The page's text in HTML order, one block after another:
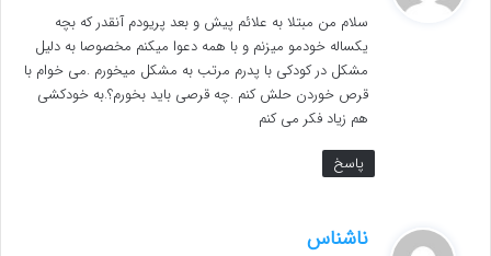
سلام من مبتلا به علائم پیش و بعد پریودم آنقدر که بچه
یکساله خودمو میزنم و با همه دعوا میکنم مخصوصا به دلیل
مشکل در کودکی با پدرم مرتب به مشکل میخورم .می خوام با
قرص خوردن حلش کنم .چه قرصی باید بخورم؟.به خودکشی
هم زیاد فکر می کنم
پاسخ
ناشناس